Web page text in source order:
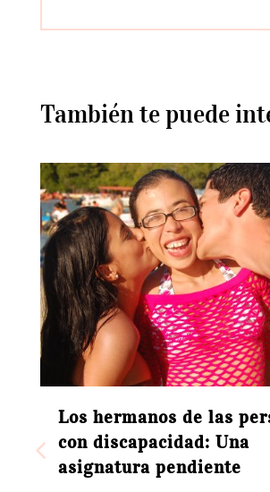
También te puede
Los hermanos de las
con discapacidad: Una
asignatura pendiente